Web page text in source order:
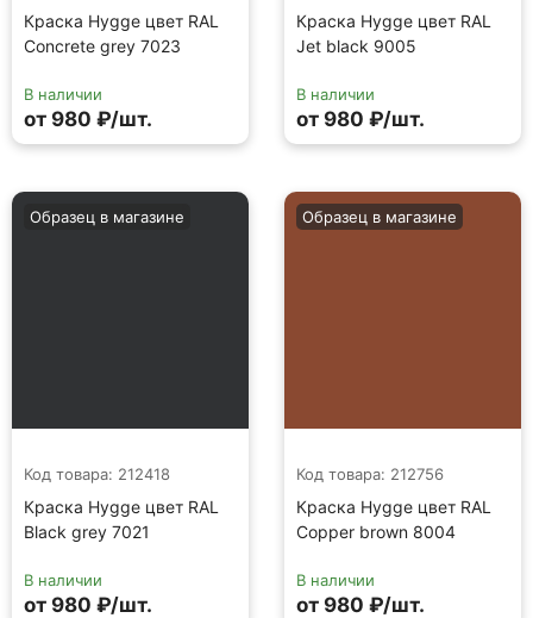
Краска Hygge цвет RAL
Concrete grey 7023
В наличии
от 980 ₽/шт.
Краска Hygge цвет RAL
Jet black 9005
В наличии
от 980 ₽/шт.
Код товара: 212418
Краска Hygge цвет RAL
Black grey 7021
Образец в магазине
В наличии
от 980 ₽/шт.
Код товара: 212756
Краска Hygge цвет RAL
Copper brown 8004
Образец в магазине
В наличии
от 980 ₽/шт.